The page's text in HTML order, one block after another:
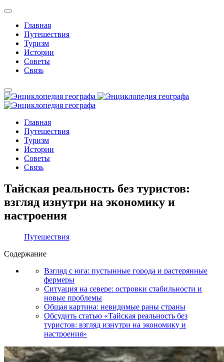
Главная
Путешествия
Туризм
Истории
Советы
Связь
Главная
Путешествия
Туризм
Истории
Советы
Связь
Тайская реальность без туристов:
взгляд изнутри на экономику и
настроения
Путешествия
Содержание
Взгляд с юга: пустынные города и растерянные
фермеры
Ситуация на севере: островки стабильности и
новые проблемы
Общая картина: невидимые раны страны
Обсудить статью «Тайская реальность без
туристов: взгляд изнутри на экономику и
настроения»